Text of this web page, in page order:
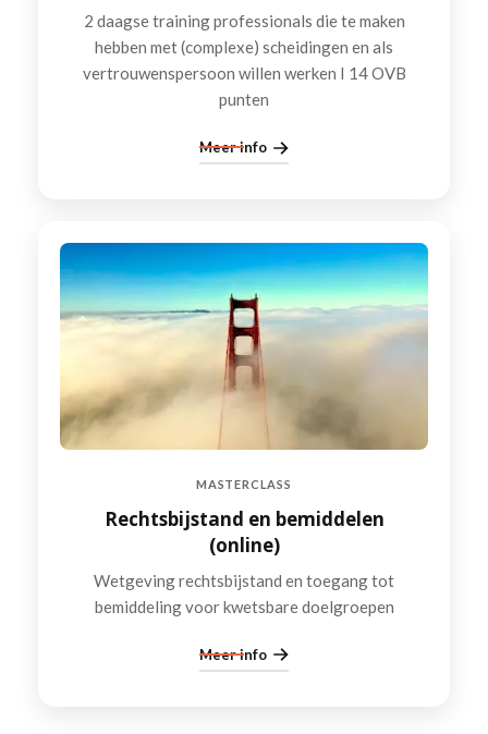
2 daagse training professionals die te maken
hebben met (complexe) scheidingen en als
vertrouwenspersoon willen werken I 14 OVB
punten
Meer info
MASTERCLASS
Rechtsbijstand en bemiddelen
(online)
Wetgeving rechtsbijstand en toegang tot
bemiddeling voor kwetsbare doelgroepen
Meer info